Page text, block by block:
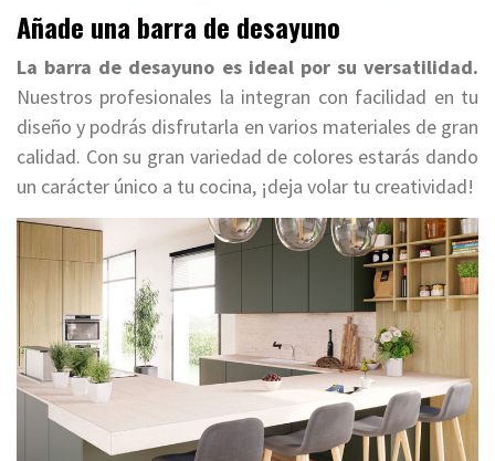
Añade una barra de desayuno
La barra de desayuno es ideal por su versatilidad.
Nuestros profesionales la integran con facilidad en tu
diseño y podrás disfrutarla en varios materiales de gran
calidad. Con su gran variedad de colores estarás dando
un carácter único a tu cocina, ¡deja volar tu creatividad!